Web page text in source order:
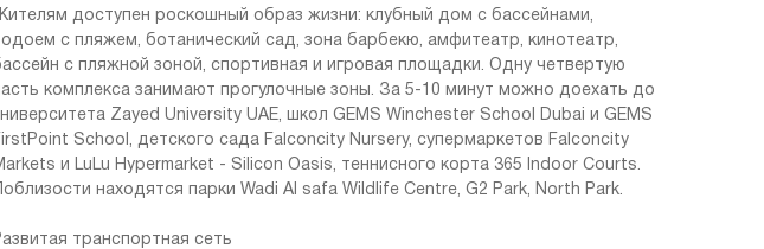
доступен роскошный образ жизни: клубный дом с бассейнами,
с пляжем, ботанический сад, зона барбекю, амфитеатр, кинотеатр,
с пляжной зоной, спортивная и игровая площадки. Одну четвертую
комплекса занимают прогулочные зоны. За 5-10 минут можно доехать до
Zayed University UAE, школ GEMS Winchester School Dubai и GEMS
School, детского сада Falconcity Nursery, супермаркетов Falconcity
и LuLu Hypermarket - Silicon Oasis, теннисного корта 365 Indoor Courts.
Поблизости находятся парки Wadi Al safa Wildlife Centre, G2 Park, North Park.
транспортная сеть